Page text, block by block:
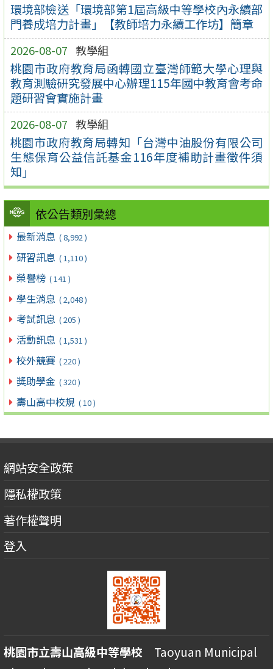
環境部檢送「環境部第1屆高級中等學校內永續部
門養成培力計畫」【教師培力永續工作坊】簡章
2026-08-07 教學組
桃園市政府教育局函轉國立臺灣師範大學心理與
教育測驗研究發展中心辦理115年國中教育會考命
題研習會實施計畫
2026-08-07 教學組
桃園市政府教育局轉知「台灣中油股份有限公司
生態保育公益信託基金116年度補助計畫徵件須
知」
依公告類別彙總
最新消息 ( 8,992 )
研習訊息 ( 1,110 )
榮譽榜 ( 141 )
學生消息 ( 2,048 )
考試訊息 ( 205 )
活動訊息 ( 1,531 )
校外競賽 ( 220 )
獎助學金 ( 320 )
壽山高中校規 ( 10 )
網站安全政策
隱私權政策
著作權聲明
登入
桃園市立壽山高級中等學校 Taoyuan Municipal